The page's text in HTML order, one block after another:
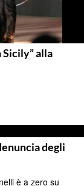
alla
degli
è a zero su